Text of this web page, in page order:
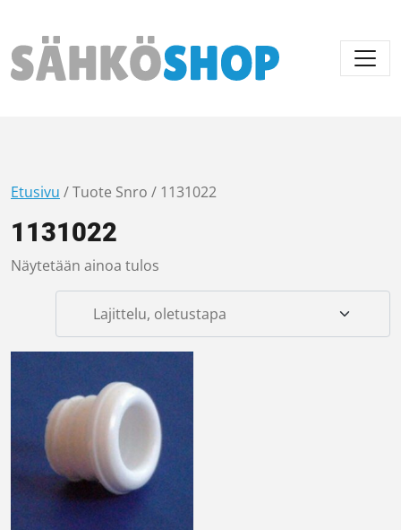
Päävalikko
Etusivu / Tuote Snro / 1131022
1131022
Näytetään ainoa tulos